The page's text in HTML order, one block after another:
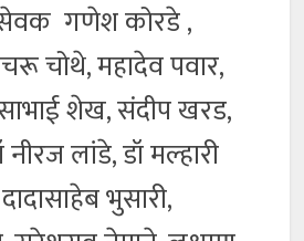
गणेश कोरडे ,
चोथे, महादेव पवार,
शेख, संदीप खरड,
लांडे, डॉ मल्हारी
भुसारी,